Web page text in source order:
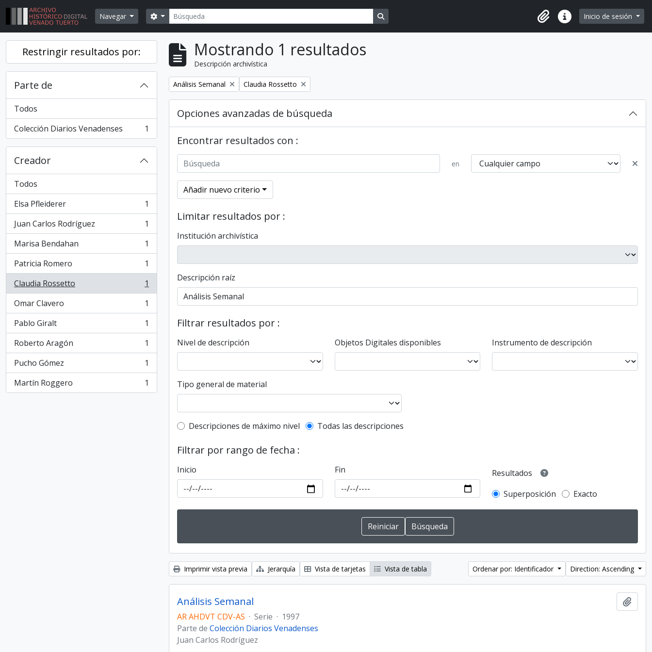
Skip to main content
Navegar
Búsqueda
Search options Search in browse page
Portapapeles
Enlaces rápidos
Inicio de sesión
Restringir resultados por:
Parte de
Todos
Colección Diarios Venadenses
, 1 resultados 1
Creador
Todos
Elsa Pfleiderer
, 1 resultados
1
Juan Carlos Rodríguez
, 1 resultados
1
Marisa Bendahan
, 1 resultados
1
Patricia Romero
, 1 resultados
1
Claudia Rossetto
, 1 resultados
1
Omar Clavero
, 1 resultados
1
Pablo Giralt
, 1 resultados
1
Roberto Aragón
, 1 resultados
1
Pucho Gómez
, 1 resultados
1
Martín Roggero
, 1 resultados 1
Mostrando 1 resultados
Descripción archivística
Remover filtro
Análisis Semanal Remover filtro
Claudia Rossetto
Opciones avanzadas de búsqueda
Encontrar resultados con :
en
Añadir nuevo criterio
Limitar resultados por :
Institución archivística
Descripción raíz
Filtrar resultados por :
Nivel de descripción Objetos Digitales disponibles Instrumento de descripción
Tipo general de material
Top-level description filter
Descripciones de máximo nivel Todas las descripciones
Filtrar por rango de fecha :
Inicio Fin
Resultados
Superposición
Exacto
Imprimir vista previa Jerarquía Vista de tarjetas Vista de tabla Ordenar por: Identificador Direction: Ascending
Análisis Semanal
AR AHDVT CDV-AS · Serie · 1997
Parte de Colección Diarios Venadenses
Juan Carlos Rodríguez